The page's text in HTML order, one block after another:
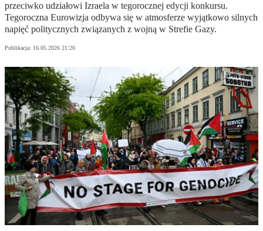
przeciwko udziałowi Izraela w tegorocznej edycji konkursu.
Tegoroczna Eurowizja odbywa się w atmosferze wyjątkowo silnych
napięć politycznych związanych z wojną w Strefie Gazy.
Publikacja: 16.05.2026 21:20